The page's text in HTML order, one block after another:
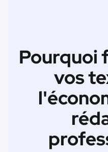
Pourquoi
vos